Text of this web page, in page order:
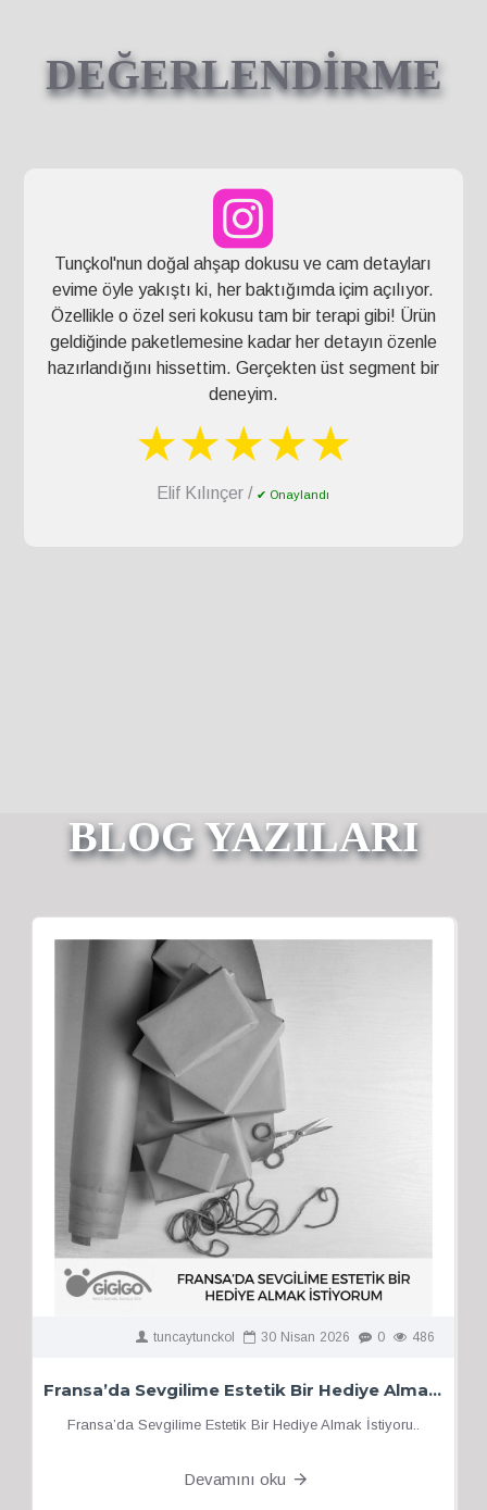
DEĞERLENDİRME
Tunçkol'nun doğal ahşap dokusu ve cam detayları
evime öyle yakıştı ki, her baktığımda içim açılıyor.
Özellikle o özel seri kokusu tam bir terapi gibi! Ürün
geldiğinde paketlemesine kadar her detayın özenle
hazırlandığını hissettim. Gerçekten üst segment bir
deneyim.
★★★★★
Elif Kılınçer / ✔ Onaylandı
BLOG YAZILARI
tuncaytunckol 30 Nisan 2026 0 486
Fransa’da Sevgilime Estetik Bir Hediye Almak İstiyorum
Fransa’da Sevgilime Estetik Bir Hediye Almak İstiyoru..
Devamını oku